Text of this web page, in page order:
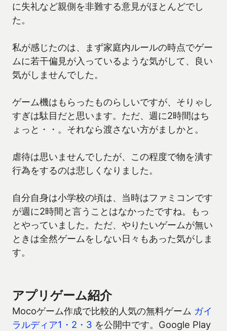
に失礼など親側を非難する意見がほとんどでし
た。
私が感じたのは、まず家庭内ルールの時点でゲー
ムに若干偏見が入っているような気がして、良い
気がしませんでした。
ゲーム機はもらったものらしいですが、そりゃし
すぎは駄目だと思います。ただ、週に2時間はち
ょっと・・。それなら渡さない方がましかと。
虐待は思いませんでしたが、この程度で物を潰す
行為をするのは悲しくなりました。
自分自身は小学校の頃は、当時はファミコンです
が週に2時間と言うことはなかったですね。もっ
とやっていました。ただ、やりたいゲームが無い
ときは全然ゲームをしない日々もあった気がしま
す。
アプリゲーム紹介
Mocoゲーム作成で比較的人気の無料ゲーム ガイ
ラルディア1・2・3 を公開中です。Google Play